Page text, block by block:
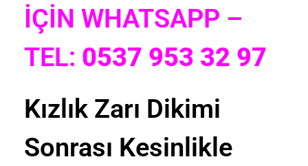
İÇİN WHATSAPP –
TEL: 0537 953 32 97
Kızlık Zarı Dikimi
Sonrası Kesinlikle